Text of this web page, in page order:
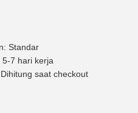
Standar
7 hari kerja
saat checkout